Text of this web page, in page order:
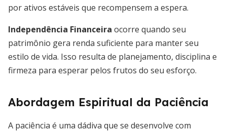
por ativos estáveis que recompensem a espera.
Independência Financeira ocorre quando seu
patrimônio gera renda suficiente para manter seu
estilo de vida. Isso resulta de planejamento, disciplina e
firmeza para esperar pelos frutos do seu esforço.
Abordagem Espiritual da Paciência
A paciência é uma dádiva que se desenvolve com